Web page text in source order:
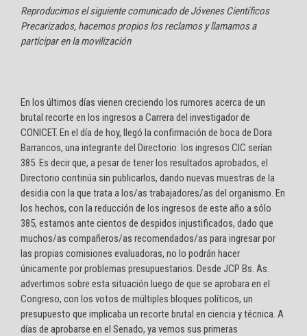
Reproducimos el siguiente comunicado de Jóvenes Científicos
Precarizados, hacemos propios los reclamos y llamamos a
participar en la movilización
En los últimos días vienen creciendo los rumores acerca de un
brutal recorte en los ingresos a Carrera del investigador de
CONICET. En el día de hoy, llegó la confirmación de boca de Dora
Barrancos, una integrante del Directorio: los ingresos CIC serían
385. Es decir que, a pesar de tener los resultados aprobados, el
Directorio continúa sin publicarlos, dando nuevas muestras de la
desidia con la que trata a los/as trabajadores/as del organismo. En
los hechos, con la reducción de los ingresos de este año a sólo
385, estamos ante cientos de despidos injustificados, dado que
muchos/as compañeros/as recomendados/as para ingresar por
las propias comisiones evaluadoras, no lo podrán hacer
únicamente por problemas presupuestarios. Desde JCP Bs. As.
advertimos sobre esta situación luego de que se aprobara en el
Congreso, con los votos de múltiples bloques políticos, un
presupuesto que implicaba un recorte brutal en ciencia y técnica. A
días de aprobarse en el Senado, ya vemos sus primeras